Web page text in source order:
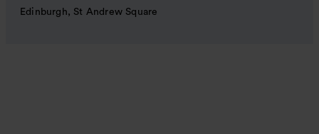
Edinburgh, St Andrew Square